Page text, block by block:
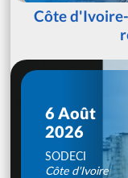
Côte
6 Août
2026
SODECI
Côte d'Ivoire